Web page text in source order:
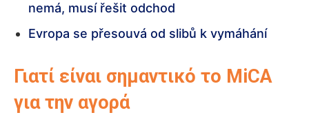
nemá, musí řešit odchod
Evropa se přesouvá od slibů k vymáhání
Γιατί είναι σημαντικό το MiCA
για την αγορά